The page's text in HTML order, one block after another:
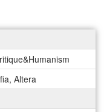
Altera